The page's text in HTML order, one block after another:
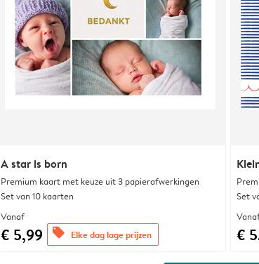
A star is born
Premium kaart met keuze uit 3 papierafwerkingen
Set van 10 kaarten
Vanaf
€ 5,99 offers Elke dag lage prijzen
Set
€